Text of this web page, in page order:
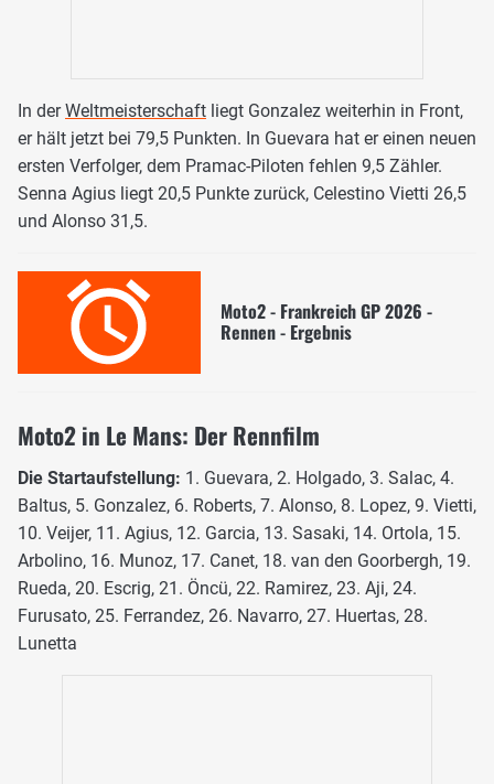
In derWeltmeisterschaft liegt Gonzalez weiterhin in Front,
er hält jetzt bei 79,5 Punkten. In Guevara hat er einen neuen
ersten Verfolger, dem Pramac-Piloten fehlen 9,5 Zähler.
Senna Agius liegt 20,5 Punkte zurück, Celestino Vietti 26,5
und Alonso 31,5.
Moto2 - Frankreich GP 2026 -
Rennen - Ergebnis
Moto2 in Le Mans: Der Rennfilm
Die Startaufstellung: 1. Guevara, 2. Holgado, 3. Salac, 4.
Baltus, 5. Gonzalez, 6. Roberts, 7. Alonso, 8. Lopez, 9. Vietti,
10. Veijer, 11. Agius, 12. Garcia, 13. Sasaki, 14. Ortola, 15.
Arbolino, 16. Munoz, 17. Canet, 18. van den Goorbergh, 19.
Rueda, 20. Escrig, 21. Öncü, 22. Ramirez, 23. Aji, 24.
Furusato, 25. Ferrandez, 26. Navarro, 27. Huertas, 28.
Lunetta